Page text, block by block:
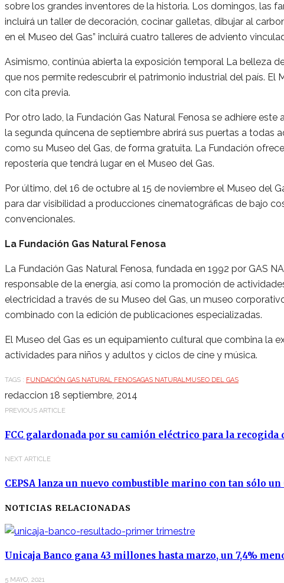
sobre los grandes inventores de la historia. Los domingos, las
incluirá un taller de decoración, cocinar galletas, dibujar al
en el Museo del Gas” incluirá cuatro talleres de adviento
Asimismo, continúa abierta la exposición temporal La belleza
que nos permite redescubrir el patrimonio industrial del país.
con cita previa.
Por otro lado, la Fundación Gas Natural Fenosa se adhiere
la segunda quincena de septiembre abrirá sus puertas a todas
como su Museo del Gas, de forma gratuita. La Fundación
repostería que tendrá lugar en el Museo del Gas.
Por último, del 16 de octubre al 15 de noviembre el Museo del
para dar visibilidad a producciones cinematográficas de bajo
convencionales.
La Fundación Gas Natural Fenosa
La Fundación Gas Natural Fenosa, fundada en 1992 por GAS
responsable de la energía, así como la promoción de
electricidad a través de su Museo del Gas, un museo
combinado con la edición de publicaciones especializadas.
El Museo del Gas es un equipamiento cultural que combina la
actividades para niños y adultos y ciclos de cine y música.
TAGS : FUNDACIÓN GAS NATURAL FENOSAGAS NATURALMUSEO DEL GAS
redaccion 18 septiembre, 2014
PREVIOUS ARTICLE
FCC galardonada por su camión eléctrico para la
NEXT ARTICLE
CEPSA lanza un nuevo combustible marino con tan sólo un
NOTICIAS RELACIONADAS
Unicaja Banco gana 43 millones hasta marzo, un 7,4%
5 MAYO, 2021